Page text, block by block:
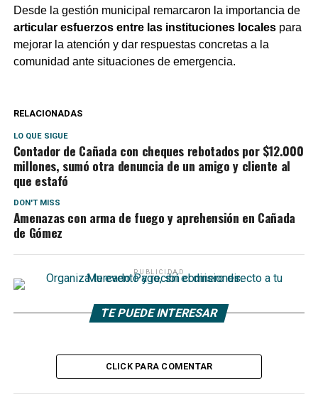
Desde la gestión municipal remarcaron la importancia de
articular esfuerzos entre las instituciones localespara
mejorar la atención y dar respuestas concretas a la
comunidad ante situaciones de emergencia.
RELACIONADAS
LO QUE SIGUE
Contador de Cañada con cheques rebotados por $12.000
millones, sumó otra denuncia de un amigo y cliente al
que estafó
DON'T MISS
Amenazas con arma de fuego y aprehensión en Cañada
de Gómez
PUBLICIDAD
TE PUEDE INTERESAR
CLICK PARA COMENTAR